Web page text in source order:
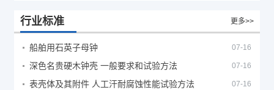
行业标准 更多>>
船舶用石英子母钟 07-16
深色名贵硬木钟壳 一般要求和试验方法 07-16
表壳体及其附件 人工汗耐腐蚀性能试验方法 07-16